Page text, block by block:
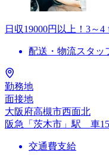
日収19000円以上！3～
配送・物流スタッ
勤務地
面接地
大阪府高槻市西面北
阪急「茨木市」駅 車
交通費支給